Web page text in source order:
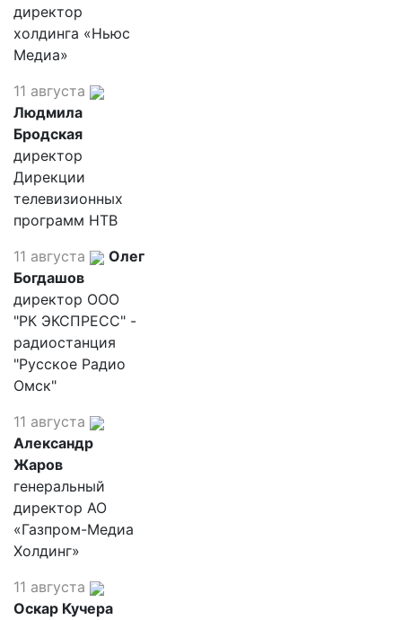
директор
холдинга «Ньюс
Медиа»
11 августа
Людмила
Бродская
директор
Дирекции
телевизионных
программ НТВ
11 августа
Олег
Богдашов
директор ООО
"РК ЭКСПРЕСС" -
радиостанция
"Русское Радио
Омск"
11 августа
Александр
Жаров
генеральный
директор АО
«Газпром-Медиа
Холдинг»
11 августа
Оскар Кучера